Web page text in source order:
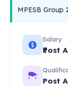
MPESB Group
Salary
₹Post
Post